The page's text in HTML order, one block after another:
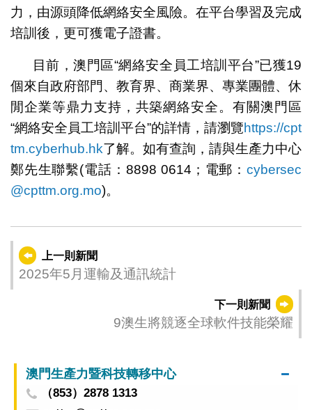
力，由源頭降低網絡安全風險。在平台學習及完成
培訓後，更可獲電子證書。
目前，澳門區“網絡安全員工培訓平台”已獲19
個來自政府部門、教育界、商業界、專業團體、休
閒企業等鼎力支持，共築網絡安全。有關澳門區
“網絡安全員工培訓平台”的詳情，請瀏覽https://cpt
tm.cyberhub.hk了解。如有查詢，請與生產力中心
鄭先生聯繫(電話：8898 0614；電郵：cybersec
@cpttm.org.mo)。
上一則新聞
2025年5月運輸及通訊統計
下一則新聞
9澳生將競逐全球軟件技能榮耀
澳門生產力暨科技轉移中心
（853）2878 1313